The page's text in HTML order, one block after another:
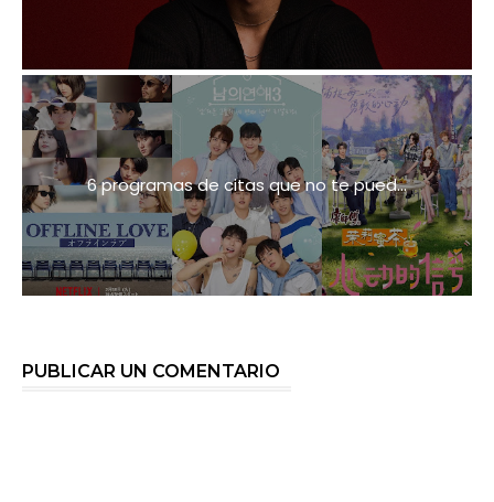
6 programas de citas que no te pued...
PUBLICAR UN COMENTARIO